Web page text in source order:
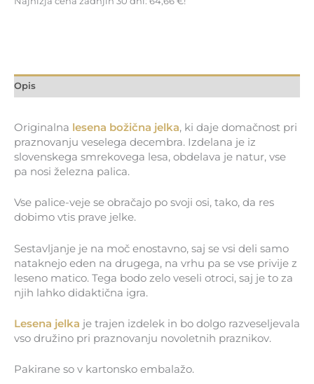
Opis
Originalna lesena božična jelka, ki daje domačnost pri
praznovanju veselega decembra. Izdelana je iz
slovenskega smrekovega lesa, obdelava je natur, vse
pa nosi železna palica.
Vse palice-veje se obračajo po svoji osi, tako, da res
dobimo vtis prave jelke.
Sestavljanje je na moč enostavno, saj se vsi deli samo
nataknejo eden na drugega, na vrhu pa se vse privije z
leseno matico. Tega bodo zelo veseli otroci, saj je to za
njih lahko didaktična igra.
Lesena jelka je trajen izdelek in bo dolgo razveseljevala
vso družino pri praznovanju novoletnih praznikov.
Pakirane so v kartonsko embalažo.